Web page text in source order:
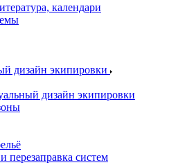
календари
дизайн экипировки
дизайн экипировки
перезаправка систем